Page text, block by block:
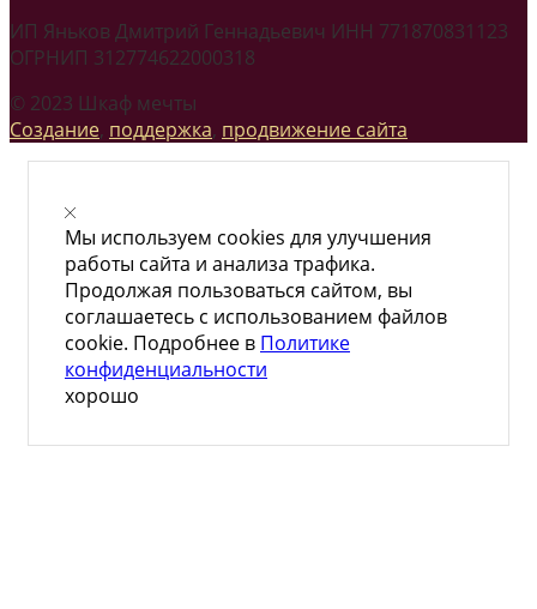
ИП Яньков Дмитрий Геннадьевич ИНН 771870831123
ОГРНИП 312774622000318
© 2023 Шкаф мечты
Создание, поддержка, продвижение сайта
Мы используем cookies для улучшения
работы сайта и анализа трафика.
Продолжая пользоваться сайтом, вы
соглашаетесь с использованием файлов
cookie. Подробнее в Политике
конфиденциальности
хорошо